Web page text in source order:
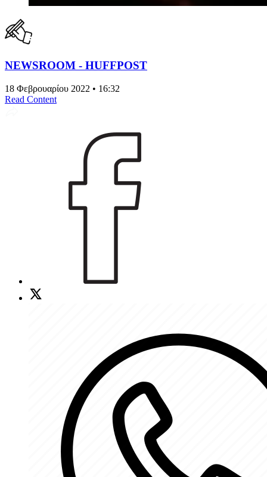
NEWSROOM - HUFFPOST
18 Φεβρουαρίου 2022 • 16:32
Read Content